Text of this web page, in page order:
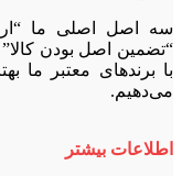
سه اصل اصلی ما
“تضمین اصل بودن
با برندهای معتبر ما
می‌دهیم.
اطلاعات بیشتر